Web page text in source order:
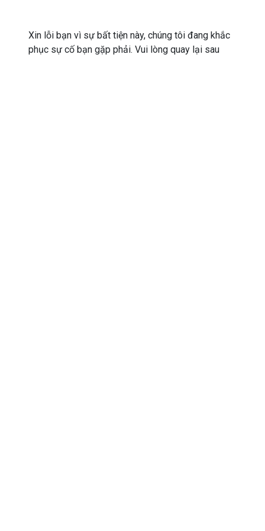
Xin lỗi bạn vì sự bất tiện này, chúng tôi đang khắc
phục sự cố bạn gặp phải. Vui lòng quay lại sau